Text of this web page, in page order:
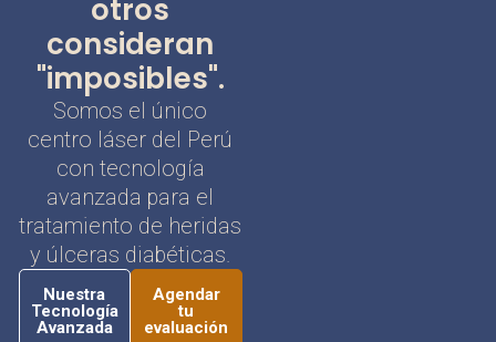
otros
consideran
"imposibles".
Somos el único
centro láser del Perú
con tecnología
avanzada para el
tratamiento de heridas
y úlceras diabéticas.
Nuestra
Tecnología
Avanzada
Agendar
tu
evaluación